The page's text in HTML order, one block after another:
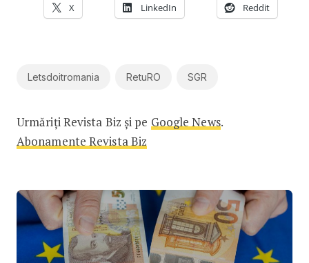
X LinkedIn Reddit
Letsdoitromania RetuRO SGR
Urmăriți Revista Biz și pe Google News.
Abonamente Revista Biz